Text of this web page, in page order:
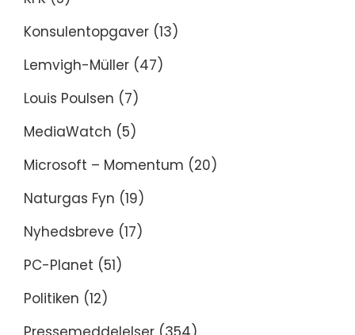
Konsulentopgaver (13)
Lemvigh-Müller (47)
Louis Poulsen (7)
MediaWatch (5)
Microsoft – Momentum (20)
Naturgas Fyn (19)
Nyhedsbreve (17)
PC-Planet (51)
Politiken (12)